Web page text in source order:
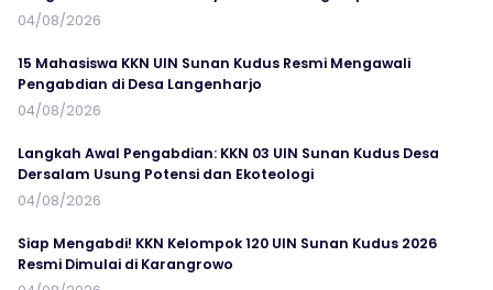
04/08/2026
15 Mahasiswa KKN UIN Sunan Kudus Resmi Mengawali
Pengabdian di Desa Langenharjo
04/08/2026
Langkah Awal Pengabdian: KKN 03 UIN Sunan Kudus Desa
Dersalam Usung Potensi dan Ekoteologi
04/08/2026
Siap Mengabdi! KKN Kelompok 120 UIN Sunan Kudus 2026
Resmi Dimulai di Karangrowo